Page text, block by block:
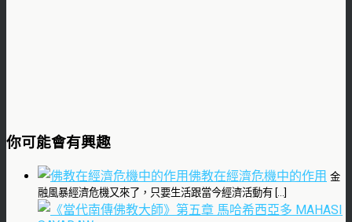
你可能會有興趣
佛教在經濟危機中的作用 金
融風暴經濟危機又來了，只要生活跟當今經濟活動有 […]